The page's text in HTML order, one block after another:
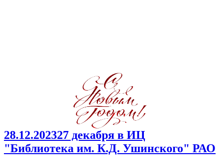
28.12.202327 декабря в ИЦ
"Библиотека им. К.Д. Ушинского" РАО